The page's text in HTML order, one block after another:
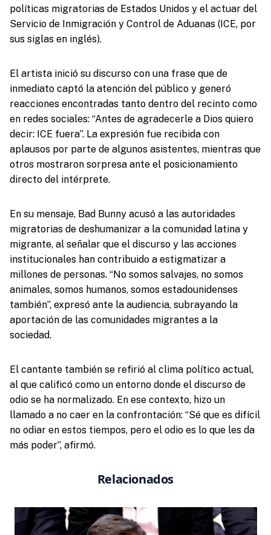
políticas migratorias de Estados Unidos y el actuar del
Servicio de Inmigración y Control de Aduanas (ICE, por
sus siglas en inglés).
El artista inició su discurso con una frase que de
inmediato captó la atención del público y generó
reacciones encontradas tanto dentro del recinto como
en redes sociales: “Antes de agradecerle a Dios quiero
decir: ICE fuera”. La expresión fue recibida con
aplausos por parte de algunos asistentes, mientras que
otros mostraron sorpresa ante el posicionamiento
directo del intérprete.
En su mensaje, Bad Bunny acusó a las autoridades
migratorias de deshumanizar a la comunidad latina y
migrante, al señalar que el discurso y las acciones
institucionales han contribuido a estigmatizar a
millones de personas. “No somos salvajes, no somos
animales, somos humanos, somos estadounidenses
también”, expresó ante la audiencia, subrayando la
aportación de las comunidades migrantes a la
sociedad.
El cantante también se refirió al clima político actual,
al que calificó como un entorno donde el discurso de
odio se ha normalizado. En ese contexto, hizo un
llamado a no caer en la confrontación: “Sé que es difícil
no odiar en estos tiempos, pero el odio es lo que les da
más poder”, afirmó.
Relacionados